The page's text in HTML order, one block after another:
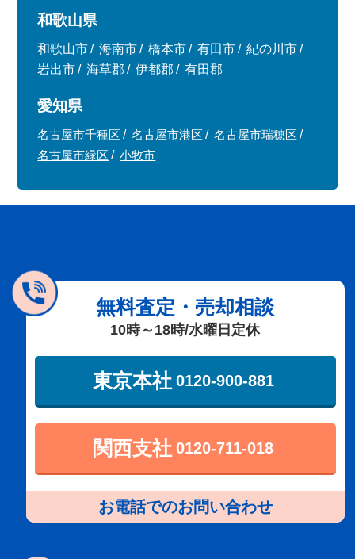
和歌山県
和歌山市 海南市 橋本市 有田市
紀の川市
岩出市
海草郡 伊都郡 有田郡
愛知県
名古屋市千種区 名古屋市港区
名古屋市瑞穂区
名古屋市緑区
小牧市
無料査定・売却相談
10時～18時/水曜日定休
東京本社 0120-900-881
関西支社 0120-711-018
お電話でのお問い合わせ